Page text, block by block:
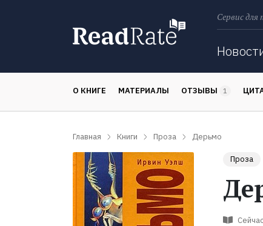
Сервис
О КНИГЕ МАТЕРИАЛЫ ОТЗЫВЫ 1
Главная Книги Проза Дерьмо
Проза